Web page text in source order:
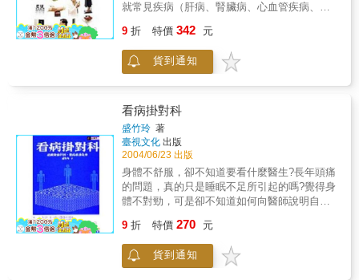
衝擊與影響。因此，本書所討論之相關內容，
亦非常適合社區工作者參考，或許健康衝擊評
之一，發揮守護美麗家園的實質功效，遏止不
利社區居民健康與環境生態的開發計畫。
就常見疾病（肝病、腎臟病、心血管疾病、中
書還針對一般人關心的價格問題，進行說明，
讓您的健檢花費，更為合理實用。
9 折 特價 342 元
貨到通知
看病掛對科
盛竹玲 著
臺視文化 出版
2004/06/23 出版
身體不舒服，卻不知道要看什麼醫生?長年頭痛
的問題，真的只是睡眠不足所引起的嗎?覺得身
體不對勁，可是卻不知道如何向醫師說明自己
會多走冤狂路呢?本書作者累積多年從事醫藥新
聞報導的經驗，深入淺出地介紹台灣豐療體系
中的門診科別。你可以從書中每個科別負責診
9 折 特價 270 元
貨到通知